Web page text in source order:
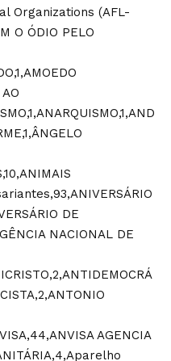
Organizations (AFL-
O ÓDIO PELO
DE
NACIONAL DE
AGENCIA